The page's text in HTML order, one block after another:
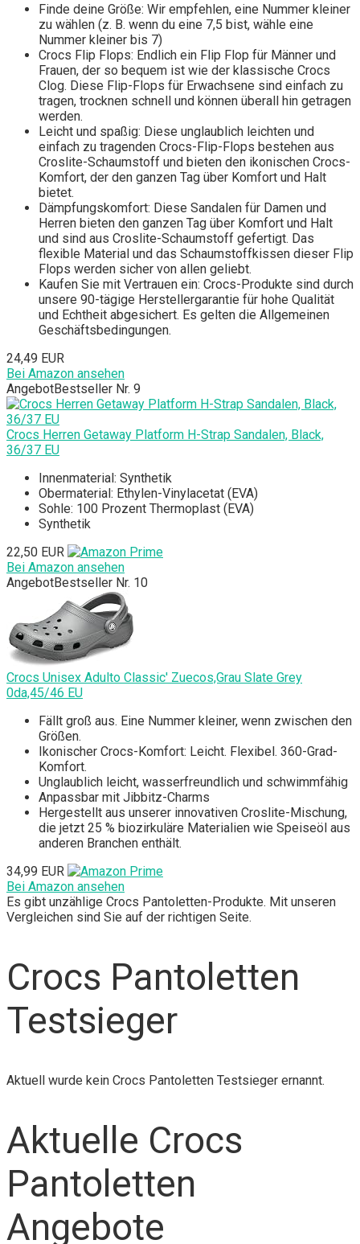
Finde deine Größe: Wir empfehlen, eine Nummer kleiner
zu wählen (z. B. wenn du eine 7,5 bist, wähle eine
Nummer kleiner bis 7)
Crocs Flip Flops: Endlich ein Flip Flop für Männer und
Frauen, der so bequem ist wie der klassische Crocs
Clog. Diese Flip-Flops für Erwachsene sind einfach zu
tragen, trocknen schnell und können überall hin getragen
werden.
Leicht und spaßig: Diese unglaublich leichten und
einfach zu tragenden Crocs-Flip-Flops bestehen aus
Croslite-Schaumstoff und bieten den ikonischen Crocs-
Komfort, der den ganzen Tag über Komfort und Halt
bietet.
Dämpfungskomfort: Diese Sandalen für Damen und
Herren bieten den ganzen Tag über Komfort und Halt
und sind aus Croslite-Schaumstoff gefertigt. Das
flexible Material und das Schaumstoffkissen dieser Flip
Flops werden sicher von allen geliebt.
Kaufen Sie mit Vertrauen ein: Crocs-Produkte sind durch
unsere 90-tägige Herstellergarantie für hohe Qualität
und Echtheit abgesichert. Es gelten die Allgemeinen
Geschäftsbedingungen.
24,49 EUR
Bei Amazon ansehen
AngebotBestseller Nr. 9
Crocs Herren Getaway Platform H-Strap Sandalen, Black,
36/37 EU
Innenmaterial: Synthetik
Obermaterial: Ethylen-Vinylacetat (EVA)
Sohle: 100 Prozent Thermoplast (EVA)
Synthetik
22,50 EUR
Bei Amazon ansehen
AngebotBestseller Nr. 10
Crocs Unisex Adulto Classic' Zuecos,Grau Slate Grey
0da,45/46 EU
Fällt groß aus. Eine Nummer kleiner, wenn zwischen den
Größen.
Ikonischer Crocs-Komfort: Leicht. Flexibel. 360-Grad-
Komfort.
Unglaublich leicht, wasserfreundlich und schwimmfähig
Anpassbar mit Jibbitz-Charms
Hergestellt aus unserer innovativen Croslite-Mischung,
die jetzt 25 % biozirkuläre Materialien wie Speiseöl aus
anderen Branchen enthält.
34,99 EUR
Bei Amazon ansehen
Es gibt unzählige Crocs Pantoletten-Produkte. Mit unseren
Vergleichen sind Sie auf der richtigen Seite.
Crocs Pantoletten
Testsieger
Aktuell wurde kein Crocs Pantoletten Testsieger ernannt.
Aktuelle Crocs
Pantoletten
Angebote